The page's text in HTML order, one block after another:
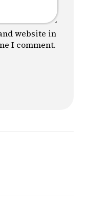
website in
I comment.